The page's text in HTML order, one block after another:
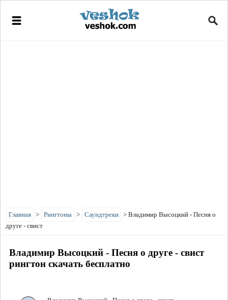
Главная > Рингтоны > Саундтреки > Владимир Высоцкий - Песня о
друге - свист
Владимир Высоцкий - Песня о друге - свист
рингтон скачать бесплатно